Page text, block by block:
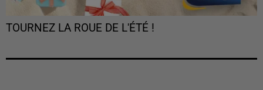
TOURNEZ LA ROUE DE L'ÉTÉ !